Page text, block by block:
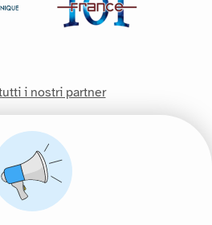
i nostri partner